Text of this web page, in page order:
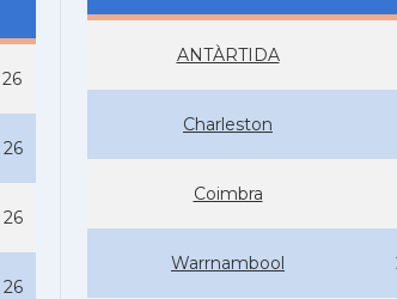
ANTÀRTIDA
Charleston
Coimbra
Warrnambool